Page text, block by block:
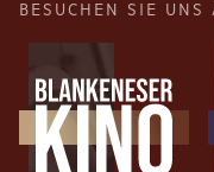
BESUCHEN SIE UNS